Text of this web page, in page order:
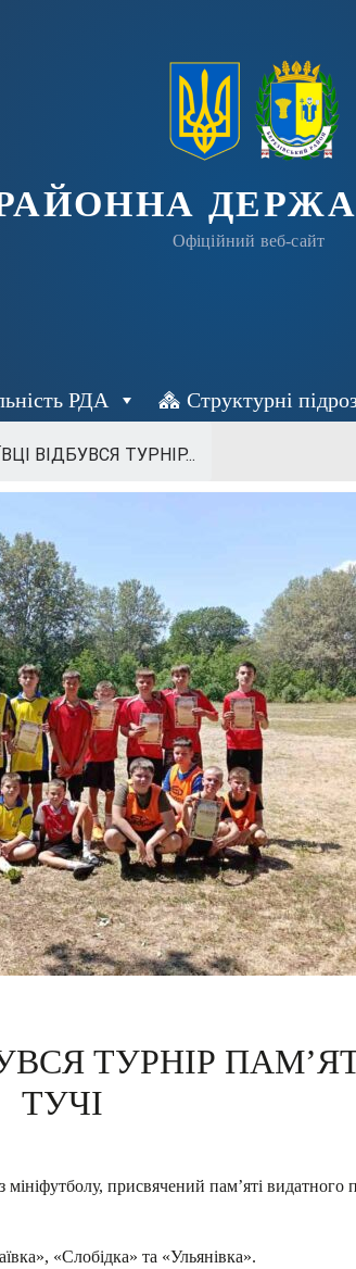
Офіційний веб-сайт
РДА Структурні
ВІДБУВСЯ ТУРНІР...
ТУРНІР
ТУЧІ
присвячений пам’яті видатного
«Слобідка» та «Ульянівка».